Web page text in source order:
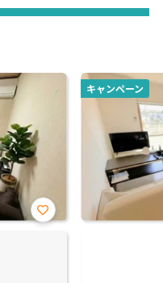
お気
キャンペーン